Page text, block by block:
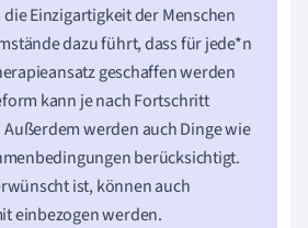
die Einzigartigkeit der Menschen
dazu führt, dass für jede*n
geschaffen werden
kann je nach Fortschritt
werden auch Dinge wie
berücksichtigt.
ist, können auch
einbezogen werden.